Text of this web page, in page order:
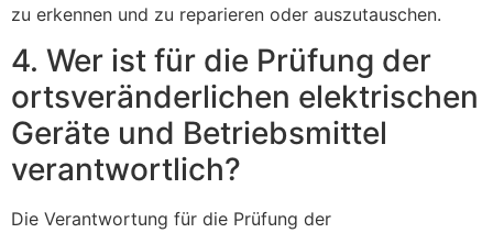
zu erkennen und zu reparieren oder auszutauschen.
4. Wer ist für die Prüfung der
ortsveränderlichen elektrischen
Geräte und Betriebsmittel
verantwortlich?
Die Verantwortung für die Prüfung der